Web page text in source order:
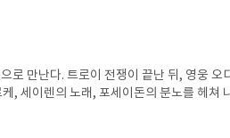
기는 하지만 그보다는 에세이를 쓸 때의 가
있지만 자신이 사랑하는 재즈나 옴진리교
다양한 지식을 바탕으로 이야기를 이끌어
에 쉽게 읽힐 거라고 생각하고 읽는다면
한 이야기들이 나오는 탓에 속도가 느뎌졌
말고 읽고 있는 <오래되고 멋진 클래식 레
로 만난다. 트로이 전쟁이 끝난 뒤, 영웅 오
, 세이렌의 노래, 포세이돈의 분노를 헤쳐
서사를 현대적이고 자연스러운 한국어로
지 읽을 수 있다. 3천 년을 이어 온 귀향과